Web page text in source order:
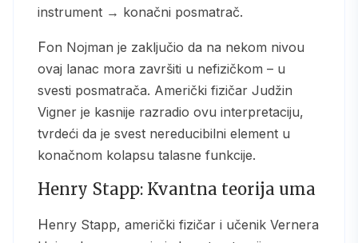
instrument → konačni posmatrač.
Fon Nojman je zaključio da na nekom nivou
ovaj lanac mora završiti u nefizičkom – u
svesti posmatrača. Američki fizičar Judžin
Vigner je kasnije razradio ovu interpretaciju,
tvrdeći da je svest nereducibilni element u
konačnom kolapsu talasne funkcije.
Henry Stapp: Kvantna teorija uma
Henry Stapp, američki fizičar i učenik Vernera